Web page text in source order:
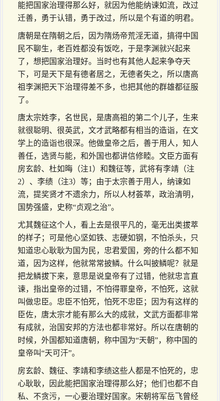
能把国家治理得那么好，就因为他能纳谏如流，改过
迁善，勇于认错，勇于改过，所以是个有道的明君。
唐朝是在隋朝之后，因为隋炀帝荒淫无道，搞得中国
民不聊生，老百姓都没有饭吃，于是李渊就兴起来
了，想把国家治理好。当时也有其他人起来争夺天
下，可是天下是有德者居之，无德者失之，所以唐高
祖李渊把天下治理得差不多，也把其他的群雄都征服
了。
唐太宗姓李，名世民，是唐高祖的第二个儿子，生来
就很聪明、很英武，文才武略都有相当的造诣，在文
学上的造诣也很深。他做皇帝之后，善于用人，知人
善任，选贤与能，和外国也都讲信修睦。文臣方面有
房玄龄、杜如晦（注1）和魏征等，武将有李靖（注
2）、李绩（注3）等；由于太宗善于用人，纳谏如
流，提奖贤才不遗余力，所以人材荟萃，政治清明，
国势强盛，史称“贞观之治”。
尤其魏征这个人，看上去是很平凡的，毫无出类拔萃
的样子；可是他心坚如铁、志硬如钢，不怕杀头，只
知道忠心耿耿为国为民，忠君爱国，旁的什么都不知
道，因为这样，他就常常披鳞。什么叫披鳞呢？就是
把龙鳞拔下来，意思是说皇帝有了过错，他就忠言直
谏，指出皇帝的过错，不怕得罪皇帝，不怕死，这就
叫做忠臣。忠臣不怕死，怕死不忠臣；因为有这样的
臣佐，唐太宗才能有那么大的成就，文武方面都非常
有成就，治国安邦的方法也都非常好。所以在唐朝的
时候，外国都知道唐朝，称中国为“天朝”，称中国的
皇帝叫“天可汗”。
房玄龄、魏征、李靖和李绩这些人都是不怕死的，忠
心耿耿，因此能把国家治理得那么好；他们也都不自
私、不贪污，一心要治理好国家。宋朝将军岳飞曾经